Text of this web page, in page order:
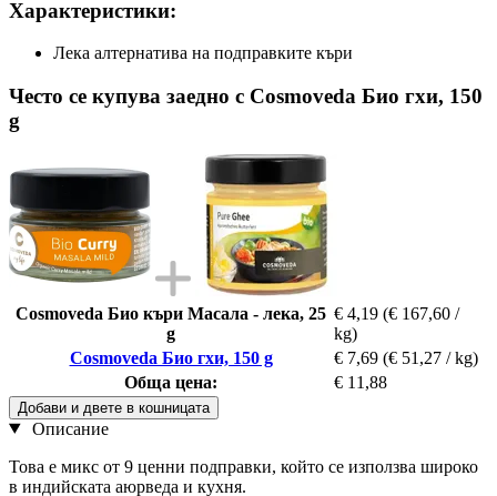
Характеристики:
Лека алтернатива на подправките къри
Често се купува заедно с Cosmoveda Био гхи, 150
g
Cosmoveda Био къри Масала - лека, 25
g
€ 4,19 (€ 167,60 /
kg)
Cosmoveda Био гхи, 150 g
€ 7,69 (€ 51,27 / kg)
Обща цена:
€ 11,88
Добави и двете в кошницата
Описание
Това е микс от 9 ценни подправки, който се използва широко
в индийската аюрведа и кухня.